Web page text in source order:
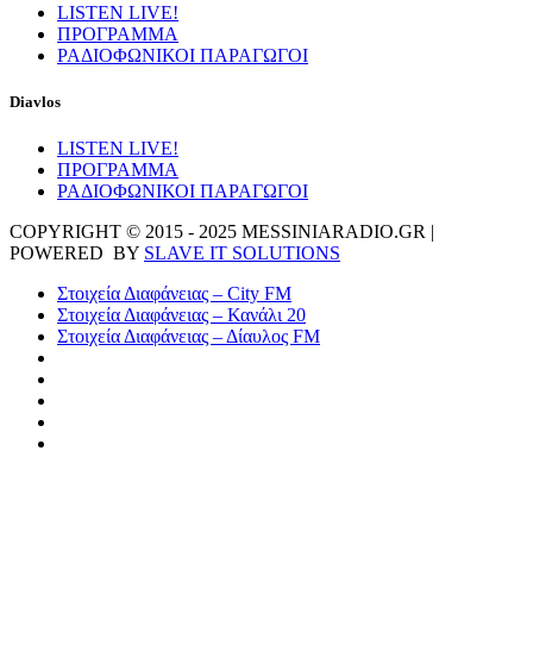
LISTEN LIVE!
ΠΡΟΓΡΑΜΜΑ
ΡΑΔΙΟΦΩΝΙΚΟΙ ΠΑΡΑΓΩΓΟΙ
Diavlos
LISTEN LIVE!
ΠΡΟΓΡΑΜΜΑ
ΡΑΔΙΟΦΩΝΙΚΟΙ ΠΑΡΑΓΩΓΟΙ
COPYRIGHT © 2015 - 2025 MESSINIARADIO.GR |
POWERED BY SLAVE IT SOLUTIONS
Στοιχεία Διαφάνειας – City FM
Στοιχεία Διαφάνειας – Κανάλι 20
Στοιχεία Διαφάνειας – Δίαυλος FM